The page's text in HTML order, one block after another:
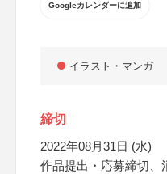
Googleカレンダーに追加
イラスト・マンガ
締切
2022年08月31日 (水)
作品提出・応募締切、